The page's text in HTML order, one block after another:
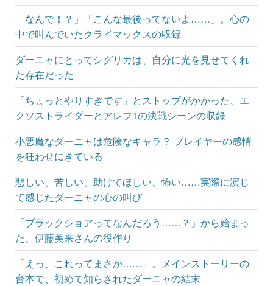
「なんで！？」「こんな最後ってないよ……」。心の
中で叫んでいたクライマックスの収録
ダーニャにとってシグリカは、自分に光を見せてくれ
た存在だった
「ちょっとやりすぎです」とストップがかかった、エ
クソストライダーとアレフ1の決戦シーンの収録
小悪魔なダーニャは危険なキャラ？ プレイヤーの感情
を狂わせにきている
悲しい、苦しい、助けてほしい、怖い……実際に演じ
て感じたダーニャの心の叫び
「ブラックショアってなんだろう……？」から始まっ
た、伊藤美来さんの役作り
「えっ、これってまさか……」。メインストーリーの
台本で、初めて知らされたダーニャの結末